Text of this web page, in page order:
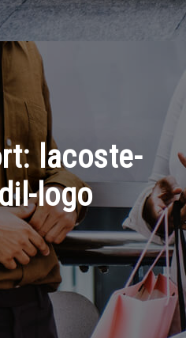
lacoste-
logo